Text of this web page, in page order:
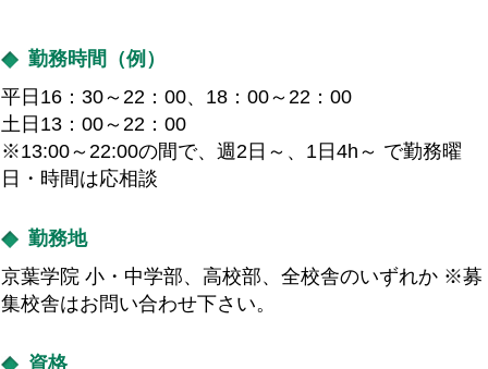
勤務時間（例）
平日16：30～22：00、18：00～22：00
土日13：00～22：00
※13:00～22:00の間で、週2日～、1日4h～ で勤務曜
日・時間は応相談
勤務地
京葉学院 小・中学部、高校部、全校舎のいずれか ※募
集校舎はお問い合わせ下さい。
資格